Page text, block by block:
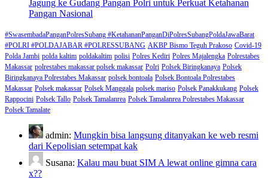
Jagung ke Gudang Pangan Polri untuk Perkuat Ketahanan
Pangan Nasional
#SwasembadaPanganPolresSubang #KetahananPanganDiPolresSubangPoldaJawaBarat
#POLRI #POLDAJABAR #POLRESSUBANG AKBP Bismo Teguh Prakoso Covid-19
Polda Jambi polda kaltim poldakaltim polisi Polres Kediri Polres Majalengka Polrestabes
Makassar polrestabes makassar polsek makassar Polri Polsek Biringkanaya Polsek
Biringkanaya Polrestabes Makassar polsek bontoala Polsek Bontoala Polrestabes
Makassar Polsek makassar Polsek Manggala polsek mariso Polsek Panakkukang Polsek
Rappocini Polsek Tallo Polsek Tamalanrea Polsek Tamalanrea Polrestabes Makassar
Polsek Tamalate
admin: Mungkin bisa langsung ditanyakan ke web resmi
dari Kepolisian setempat kak
Susana: Kalau mau buat SIM A lewat online gimna cara
x??